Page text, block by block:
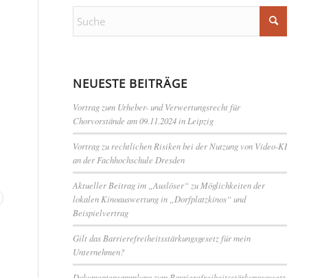
NEUESTE BEITRÄGE
Vortrag zum Urheber- und Verwertungsrecht für
Chorvorstände am 09.11.2024 in Leipzig
Vortrag zu rechtlichen Risiken bei der Nutzung von Video-KI
an der Fachhochschule Dresden
Aktueller Beitrag im „Auslöser“ zu Möglichkeiten der
lokalen Kinoauswertung in „Dorfplatzkinos“ und
Beispielvertrag
Gilt das Barrierefreiheitsstärkungsgesetz für mein
Unternehmen?